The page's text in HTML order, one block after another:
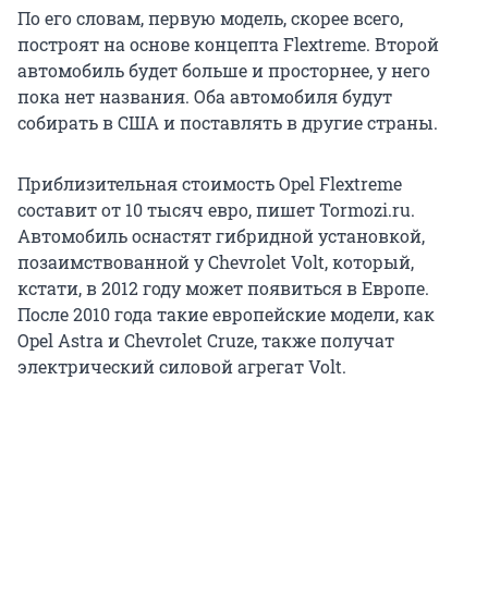
По его словам, первую модель, скорее всего,
построят на основе концепта Flextreme. Второй
автомобиль будет больше и просторнее, у него
пока нет названия. Оба автомобиля будут
собирать в США и поставлять в другие страны.
Приблизительная стоимость Opel Flextreme
составит от 10 тысяч евро, пишет Tormozi.ru.
Автомобиль оснастят гибридной установкой,
позаимствованной у Chevrolet Volt, который,
кстати, в 2012 году может появиться в Европе.
После 2010 года такие европейские модели, как
Opel Astra и Chevrolet Cruze, также получат
электрический силовой агрегат Volt.